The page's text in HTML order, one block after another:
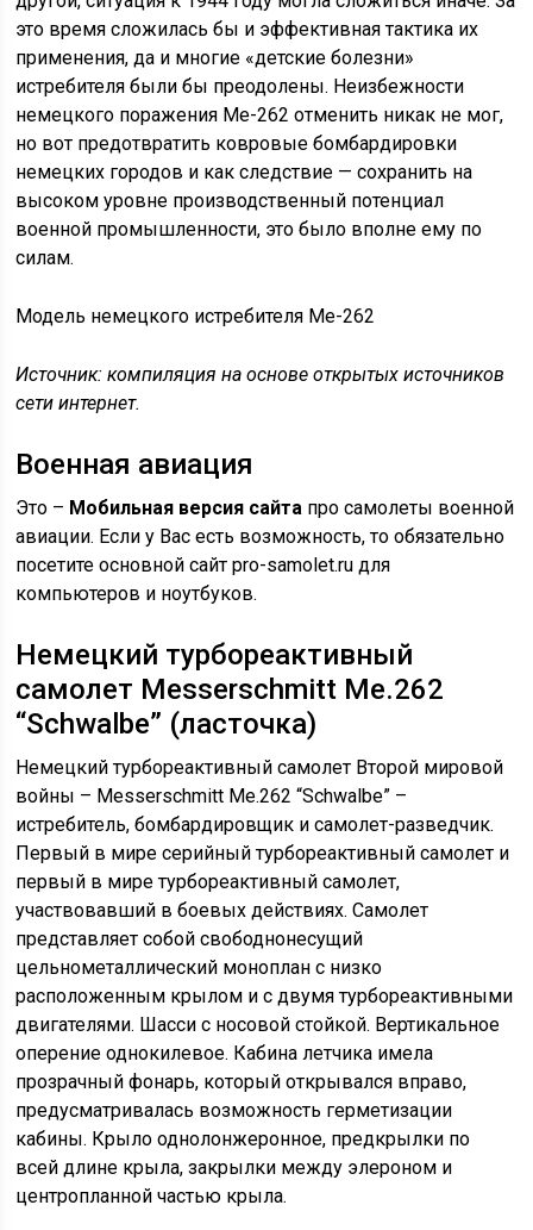
это время сложилась бы и эффективная тактика их
применения, да и многие «детские болезни»
истребителя были бы преодолены. Неизбежности
немецкого поражения Me-262 отменить никак не мог,
но вот предотвратить ковровые бомбардировки
немецких городов и как следствие — сохранить на
высоком уровне производственный потенциал
военной промышленности, это было вполне ему по
силам.
Модель немецкого истребителя Me-262
Источник: компиляция на основе открытых источников
сети интернет.
Военная авиация
Это – Мобильная версия сайта про самолеты военной
авиации. Если у Вас есть возможность, то обязательно
посетите основной сайт pro-samolet.ru для
компьютеров и ноутбуков.
Немецкий турбореактивный
самолет Messerschmitt Me.262
“Schwalbe” (ласточка)
Немецкий турбореактивный самолет Второй мировой
войны – Messerschmitt Me.262 “Schwalbe” –
истребитель, бомбардировщик и самолет-разведчик.
Первый в мире серийный турбореактивный самолет и
первый в мире турбореактивный самолет,
участвовавший в боевых действиях. Самолет
представляет собой свободнонесущий
цельнометаллический моноплан с низко
расположенным крылом и с двумя турбореактивными
двигателями. Шасси с носовой стойкой. Вертикальное
оперение однокилевое. Кабина летчика имела
прозрачный фонарь, который открывался вправо,
предусматривалась возможность герметизации
кабины. Крыло однолонжеронное, предкрылки по
всей длине крыла, закрылки между элероном и
центропланной частью крыла.